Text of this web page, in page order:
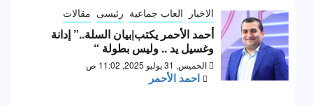
الاخبار العاب جماعية رئيسى مقالات
أحمد الأحمر يكتب|بيان السلة..” إدانة
وغسيل يد .. وليس بطولة “
الخميس, 31 يوليو 2025, 11:02 ص
احمد الأحمر